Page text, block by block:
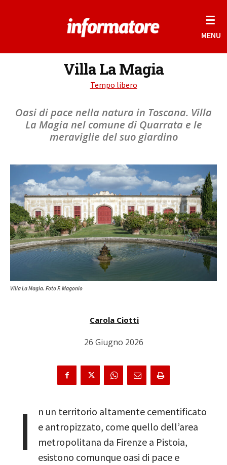
☰
MENU
Villa La Magia
Tempo libero
Oasi di pace nella natura in Toscana. Villa
La Magia nel comune di Quarrata e le
meraviglie del suo giardino
Villa La Magia. Foto F. Magonio
Carola Ciotti
26 Giugno 2026
I
n un territorio altamente cementificato
e antropizzato, come quello dell’area
metropolitana da Firenze a Pistoia,
esistono comunque oasi di pace e